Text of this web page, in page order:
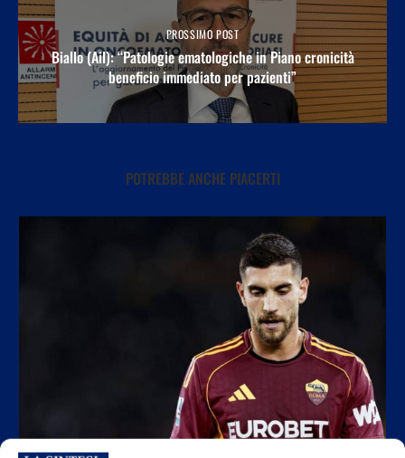
PROSSIMO POST
Biallo (Ail): “Patologie ematologiche in Piano cronicità
beneficio immediato per pazienti”
POTREBBE ANCHE PIACERTI